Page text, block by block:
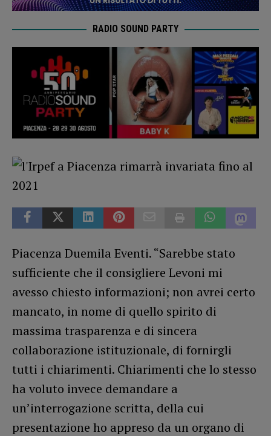
RADIO SOUND PARTY
Piacenza Duemila Eventi. “Sarebbe stato
sufficiente che il consigliere Levoni mi
avesso chiesto informazioni; non avrei certo
mancato, in nome di quello spirito di
massima trasparenza e di sincera
collaborazione istituzionale, di fornirgli
tutti i chiarimenti. Chiarimenti che lo stesso
ha voluto invece demandare a
un’interrogazione scritta, della cui
presentazione ho appreso da un organo di